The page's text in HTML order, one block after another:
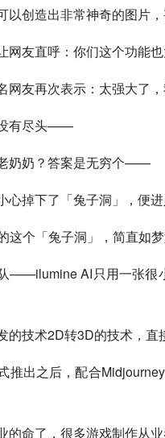
以创造出非常神奇的图片
网友直呼：你们这个功能
网友再次表示：太强大了
有尽头——
奶奶？答案是无穷个——
掉下了「兔子洞」，便进
个「兔子洞」，简直如梦
——ilumine AI只用一张很
的技术2D转3D的技术，直
推出之后，配合
命了，很多游戏制作从业